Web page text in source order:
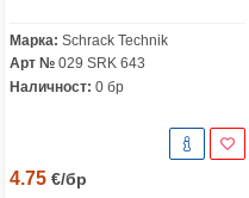
Марка: Schrack Technik
Арт № 029 SRK 643
Наличност: 0 бр
4.75 €/бр